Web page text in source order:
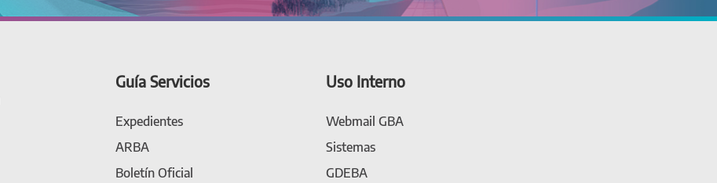
Guía Servicios
Expedientes
ARBA
Boletín Oficial
Uso Interno
Webmail GBA
Sistemas
GDEBA